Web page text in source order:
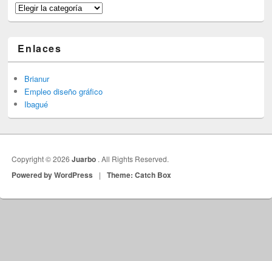
Categorías
Enlaces
Brianur
Empleo diseño gráfico
Ibagué
Copyright © 2026Juarbo . All Rights Reserved.
Powered by WordPress | Theme: Catch Box